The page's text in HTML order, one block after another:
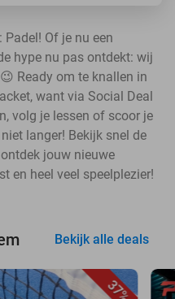
Of je nu een
hype nu pas ontdekt: wij
Ready om te knallen in
want via Social Deal
volg je lessen of scoor je
langer! Bekijk snel de
jouw nieuwe
en heel veel speelplezier!
Bekijk alle deals
37%